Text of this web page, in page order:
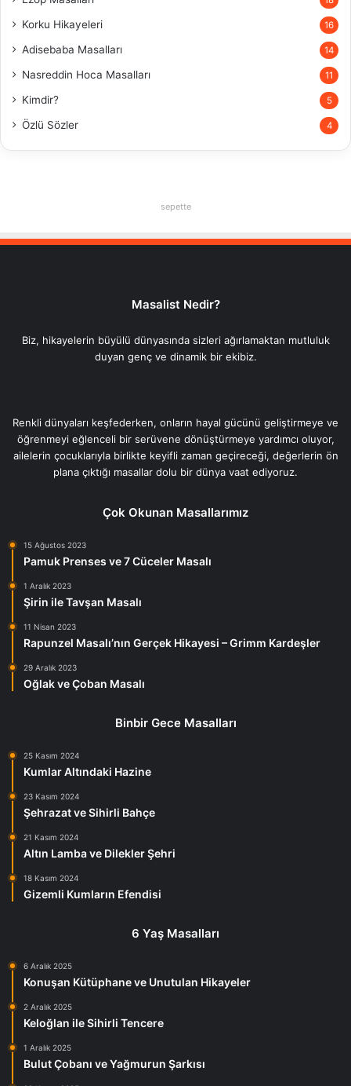
Korku Hikayeleri 16
Adisebaba Masalları 14
Nasreddin Hoca Masalları 11
Kimdir? 5
Özlü Sözler 4
sepette
Masalist Nedir?
Biz, hikayelerin büyülü dünyasında sizleri ağırlamaktan mutluluk
duyan genç ve dinamik bir ekibiz.
Renkli dünyaları keşfederken, onların hayal gücünü geliştirmeye ve
öğrenmeyi eğlenceli bir serüvene dönüştürmeye yardımcı oluyor,
ailelerin çocuklarıyla birlikte keyifli zaman geçireceği, değerlerin ön
plana çıktığı masallar dolu bir dünya vaat ediyoruz.
Çok Okunan Masallarımız
15 Ağustos 2023
Pamuk Prenses ve 7 Cüceler Masalı
1 Aralık 2023
Şirin ile Tavşan Masalı
11 Nisan 2023
Rapunzel Masalı’nın Gerçek Hikayesi – Grimm Kardeşler
29 Aralık 2023
Oğlak ve Çoban Masalı
Binbir Gece Masalları
25 Kasım 2024
Kumlar Altındaki Hazine
23 Kasım 2024
Şehrazat ve Sihirli Bahçe
21 Kasım 2024
Altın Lamba ve Dilekler Şehri
18 Kasım 2024
Gizemli Kumların Efendisi
6 Yaş Masalları
6 Aralık 2025
Konuşan Kütüphane ve Unutulan Hikayeler
2 Aralık 2025
Keloğlan ile Sihirli Tencere
1 Aralık 2025
Bulut Çobanı ve Yağmurun Şarkısı